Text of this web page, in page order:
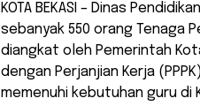
KOTA BEKASI – Dinas
sebanyak 550 orang Tenaga
diangkat oleh Pemerintah
dengan Perjanjian Kerja
memenuhi kebutuhan guru